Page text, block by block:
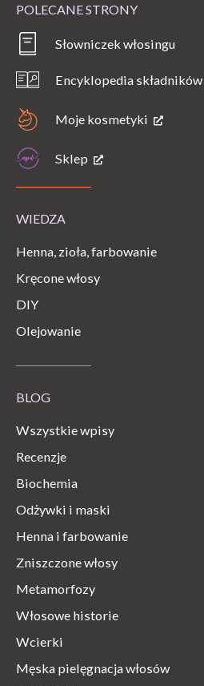
POLECANE STRONY
Słowniczek włosingu
Encyklopedia składników
Moje kosmetyki
Sklep
WIEDZA
Henna, zioła, farbowanie
Kręcone włosy
DIY
Olejowanie
BLOG
Wszystkie wpisy
Recenzje
Biochemia
Odżywki i maski
Henna i farbowanie
Zniszczone włosy
Metamorfozy
Włosowe historie
Wcierki
Męska pielęgnacja włosów